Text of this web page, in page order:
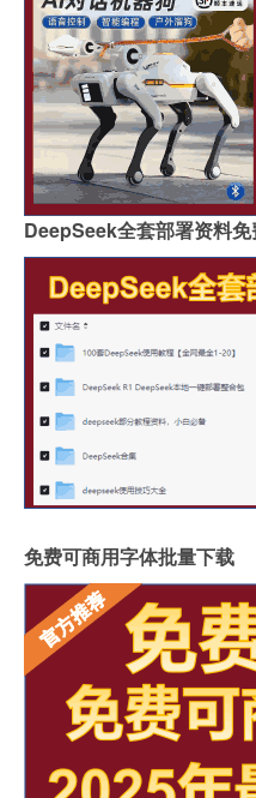
DeepSeek全套部署资料
免费可商用字体批量下载